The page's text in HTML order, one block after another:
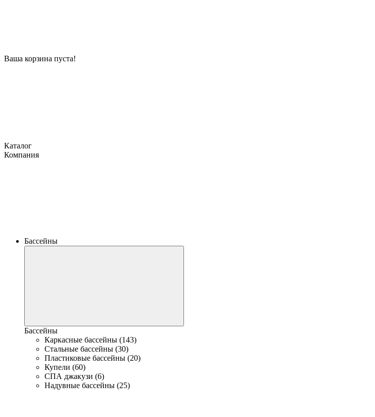
Ваша корзина пуста!
Каталог
Компания
Бассейны
Бассейны
Каркасные бассейны (143)
Стальные бассейны (30)
Пластиковые бассейны (20)
Купели (60)
СПА джакузи (6)
Надувные бассейны (25)